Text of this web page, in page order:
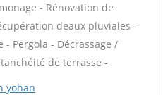
- Rénovation de
deaux pluviales -
Pergola - Décrassage /
de terrasse -
yohan